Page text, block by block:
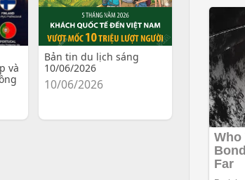
và
Bản tin du lịch sáng
10/06/2026
10/06/2026